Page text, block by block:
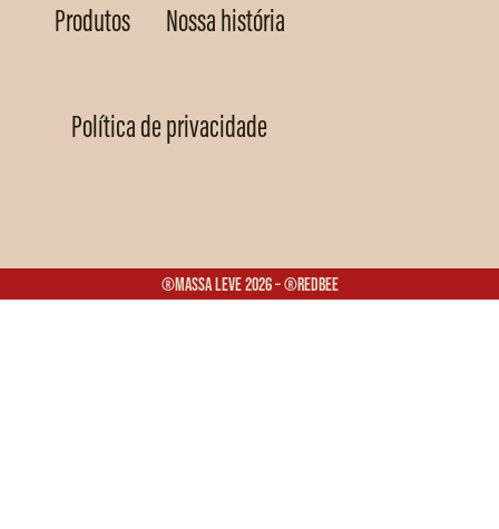
Produtos Nossa história
Política de privacidade
®Massa Leve 2026 – ®Redbee